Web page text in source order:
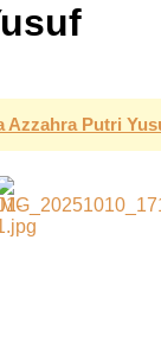
Azzahra Putri